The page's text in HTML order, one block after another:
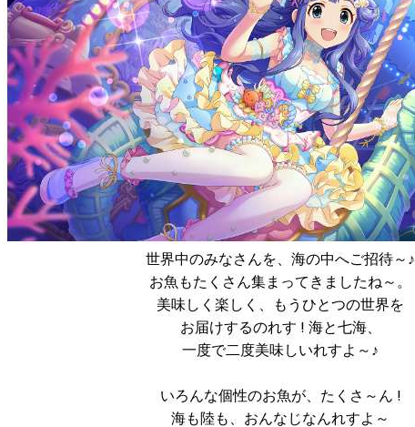
世界中のみなさんを、海の中へご招待～♪
お魚もたくさん集まってきましたね～。
美味しく楽しく、もうひとつの世界を
お届けするのれす ! 海と七海、
一度で二度美味しいれすよ～♪
いろんな個性のお魚が、たくさ～ん !
海も陸も、おんなじなんれすよ～